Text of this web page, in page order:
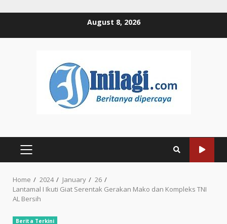
August 8, 2026
PRIMARY
Home 2024 January
26
Lantamal I Ikuti Giat Serentak Gerakan Mako dan Kompleks TNI
AL Bersih
Berita Terkini